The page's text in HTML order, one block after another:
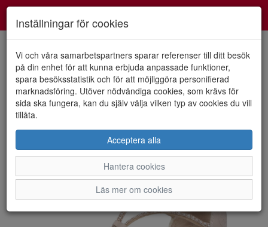
HEM RIEKER
Inställningar för cookies
Vi och våra samarbetspartners sparar referenser till ditt besök
på din enhet för att kunna erbjuda anpassade funktioner,
spara besöksstatistik och för att möjliggöra personifierad
marknadsföring. Utöver nödvändiga cookies, som krävs för
sida ska fungera, kan du själv välja vilken typ av cookies du vill
tillåta.
Acceptera alla
Hantera cookies
Läs mer om cookies